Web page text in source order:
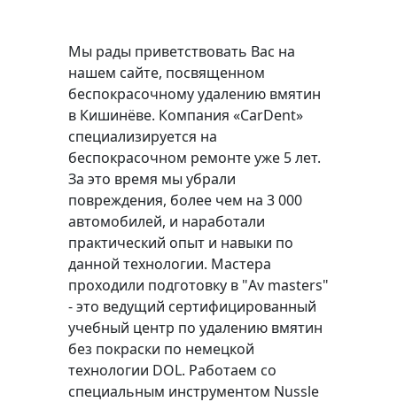
Мы рады приветствовать Вас на
нашем сайте, посвященном
беспокрасочному удалению вмятин
в Кишинёве. Компания «CarDent»
специализируется на
беспокрасочном ремонте уже 5 лет.
За это время мы убрали
повреждения, более чем на 3 000
автомобилей, и наработали
практический опыт и навыки по
данной технологии. Мастера
проходили подготовку в "Av masters"
- это ведущий сертифицированный
учебный центр по удалению вмятин
без покраски по немецкой
технологии DOL. Работаем со
специальным инструментом Nussle